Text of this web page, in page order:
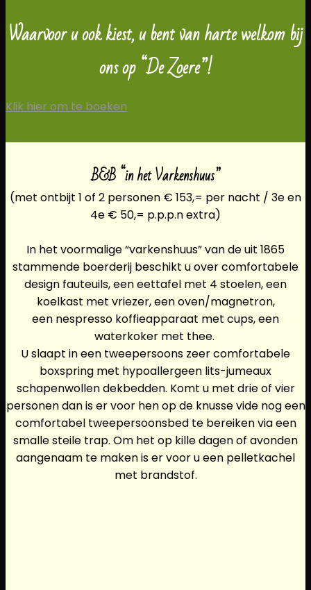
Waarvoor u ook kiest, u bent van harte welkom bij
ons op “De Zoere”!
Klik hier om te boeken
B&B “in het Varkenshuus”
(met ontbijt 1 of 2 personen € 153,= per nacht / 3e en
4e € 50,= p.p.p.n extra)
In het voormalige “varkenshuus” van de uit 1865
stammende boerderij beschikt u over comfortabele
design fauteuils, een eettafel met 4 stoelen, een
koelkast met vriezer, een oven/magnetron,
een nespresso koffieapparaat met cups, een
waterkoker met thee.
U slaapt in een tweepersoons zeer comfortabele
boxspring met hypoallergeen lits-jumeaux
schapenwollen dekbedden. Komt u met drie of vier
personen dan is er voor hen op de knusse vide nog een
comfortabel tweepersoonsbed te bereiken via een
smalle steile trap. Om het op kille dagen of avonden
aangenaam te maken is er voor u een pelletkachel
met brandstof.